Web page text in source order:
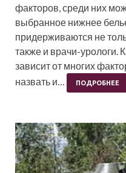
факторов, среди них
выбранное нижнее
придерживаются не
также и врачи-урологи.
зависит от многих
назвать и…
ПОДРОБНЕЕ